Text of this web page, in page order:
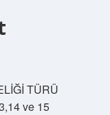
TÜRÜ
ve 15